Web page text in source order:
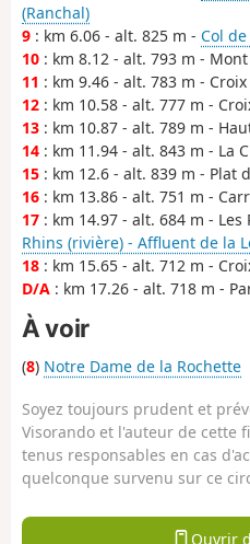
(Ranchal)
9 : km 6.06 - alt. 825 m - Col
10 : km 8.12 - alt. 793 m -
11 : km 9.46 - alt. 783 m -
12 : km 10.58 - alt. 777 m -
13 : km 10.87 - alt. 789 m -
14 : km 11.94 - alt. 843 m - La
15 : km 12.6 - alt. 839 m - Plat
16 : km 13.86 - alt. 751 m -
17 : km 14.97 - alt. 684 m - Les
Rhins (rivière) - Affluent de la
18 : km 15.65 - alt. 712 m -
D/A : km 17.26 - alt. 718 m -
À voir
(8) Notre Dame de la Rochette
Soyez toujours prudent et
Visorando et l'auteur de cette
tenus responsables en cas
quelconque survenu sur ce
Ouvrir